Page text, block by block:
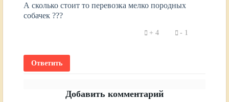
А сколько стоит то перевозка мелко породных
собачек ???
4 1
Ответить
Добавить комментарий